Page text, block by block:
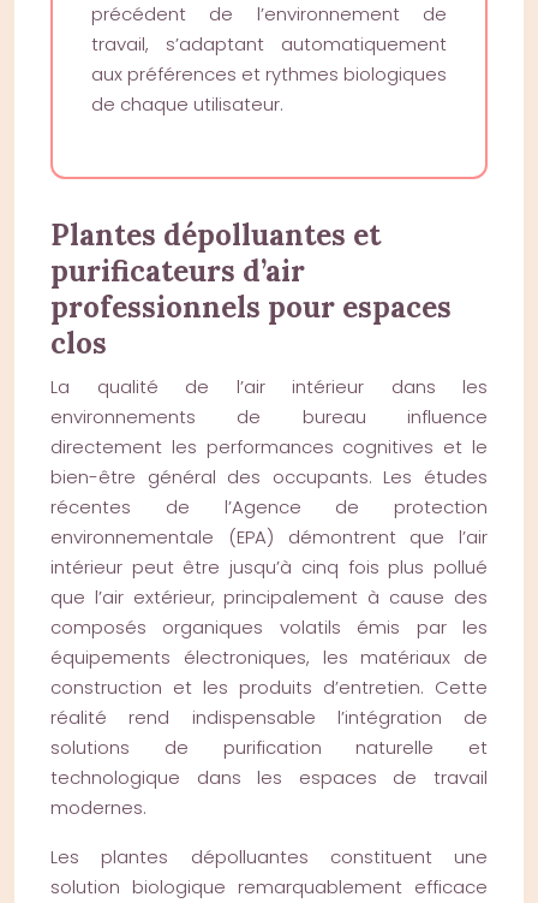
précédent de l’environnement de
travail, s’adaptant automatiquement
aux préférences et rythmes biologiques
de chaque utilisateur.
Plantes dépolluantes et
purificateurs d’air
professionnels pour espaces
clos
La qualité de l’air intérieur dans les
environnements de bureau influence
directement les performances cognitives et le
bien-être général des occupants. Les études
récentes de l’Agence de protection
environnementale (EPA) démontrent que l’air
intérieur peut être jusqu’à cinq fois plus pollué
que l’air extérieur, principalement à cause des
composés organiques volatils émis par les
équipements électroniques, les matériaux de
construction et les produits d’entretien. Cette
réalité rend indispensable l’intégration de
solutions de purification naturelle et
technologique dans les espaces de travail
modernes.
Les plantes dépolluantes constituent une
solution biologique remarquablement efficace